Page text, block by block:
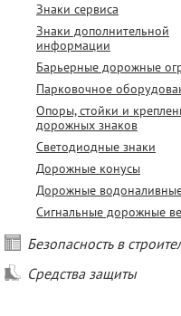
Знаки сервиса
Знаки дополнительной
информации
Барьерные дорожные
Парковочное
Опоры, стойки и
дорожных знаков
Светодиодные знаки
Дорожные конусы
Дорожные
Сигнальные дорожные
Безопасность в
Средства защиты